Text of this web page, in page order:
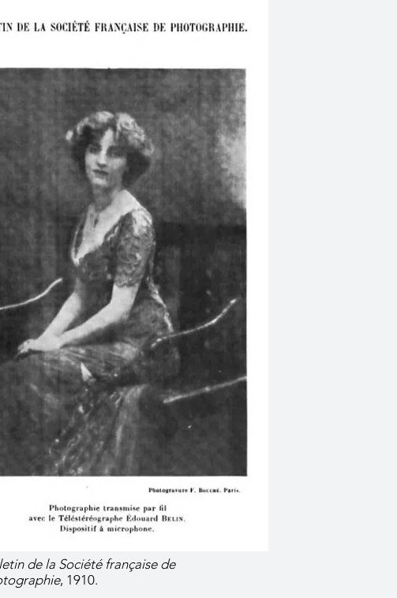
de la Société française de
, 1910.